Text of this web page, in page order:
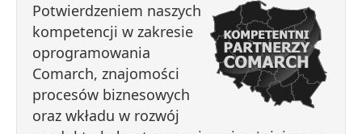
Potwierdzeniem naszych
kompetencji w zakresie
oprogramowania
Comarch, znajomości
procesów biznesowych
oraz wkładu w rozwój